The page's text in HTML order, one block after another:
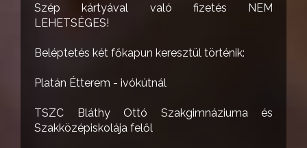
Szép kártyával való fizetés NEM
LEHETSÉGES!
Beléptetés két főkapun keresztül történik:
Platán Étterem - ivókútnál
TSZC Bláthy Ottó Szakgimnáziuma és
Szakközépiskolája felől